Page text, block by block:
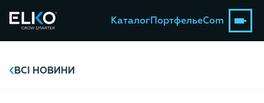
КаталогПортфельeCom
ВСІ НОВИНИ